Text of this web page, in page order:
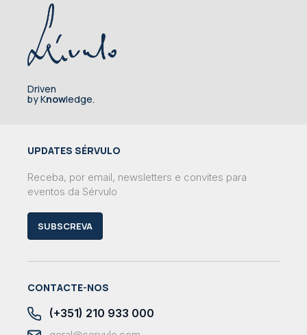
Driven
by Knowledge.
UPDATES SÉRVULO
Receba, por email, newsletters e convites para
eventos da Sérvulo
SUBSCREVA
CONTACTE-NOS
(+351) 210 933 000